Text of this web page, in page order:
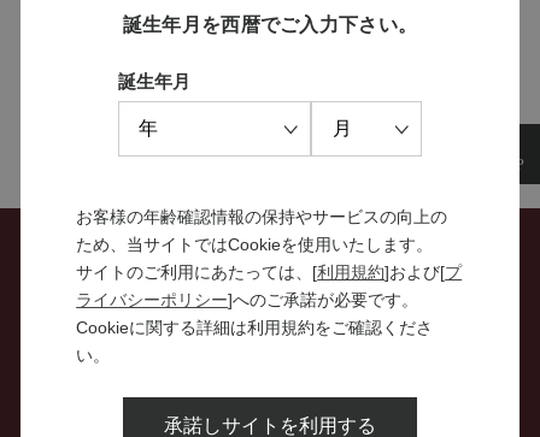
特設サイト
お問い合わせ
特定商取引法に関する表示
個人情報の取り扱いについて
誕生年月を西暦でご入力下さい。
誕生年月
お客様の年齢確認情報の保持やサービスの向上の
ため、当サイトではCookieを使用いたします。
サイトのご利用にあたっては、[利用規約]および[プ
ライバシーポリシー]へのご承諾が必要です。
Cookieに関する詳細は利用規約をご確認くださ
い。
承諾しサイトを利用する